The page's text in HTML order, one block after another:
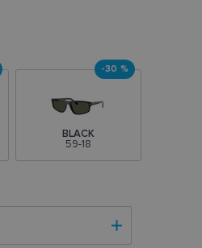
BLACK
59-18
-30 %